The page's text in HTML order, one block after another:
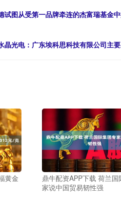
试图从受第一品牌牵连的杰富瑞基金
晶光电：广东埃科思科技有限公司主
黄金
鼎牛配资APP下载 荷兰国
家说中国贸易韧性强